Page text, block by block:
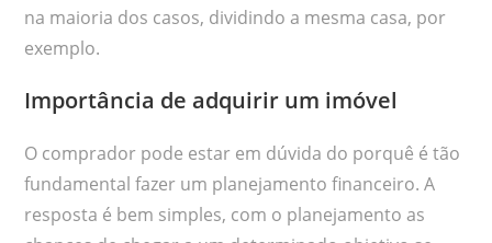
na maioria dos casos, dividindo a mesma casa, por
exemplo.
Importância de adquirir um imóvel
O comprador pode estar em dúvida do porquê é tão
fundamental fazer um planejamento financeiro. A
resposta é bem simples, com o planejamento as